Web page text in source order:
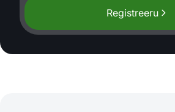
Registreeru